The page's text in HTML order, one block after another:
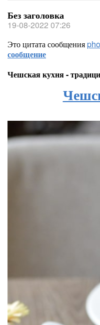
Без заголовка
19-08-2022 07:26
Это цитата сообщения
сообщение
Чешская кухня -